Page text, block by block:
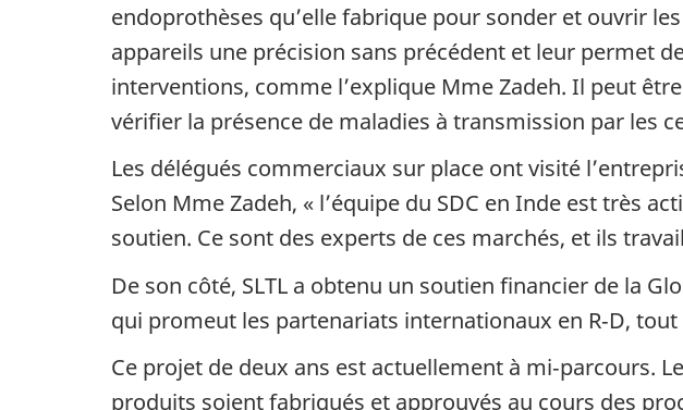
endoprothèses qu’elle fabrique pour sonder et ouvrir
appareils une précision sans précédent et leur permet
interventions, comme l’explique Mme Zadeh. Il peut
vérifier la présence de maladies à transmission par les
Les délégués commerciaux sur place ont visité
Selon Mme Zadeh, « l’équipe du SDC en Inde est très
soutien. Ce sont des experts de ces marchés, et ils
De son côté, SLTL a obtenu un soutien financier de la
qui promeut les partenariats internationaux en R‑D,
Ce projet de deux ans est actuellement à mi‑parcours.
produits soient fabriqués et approuvés au cours des